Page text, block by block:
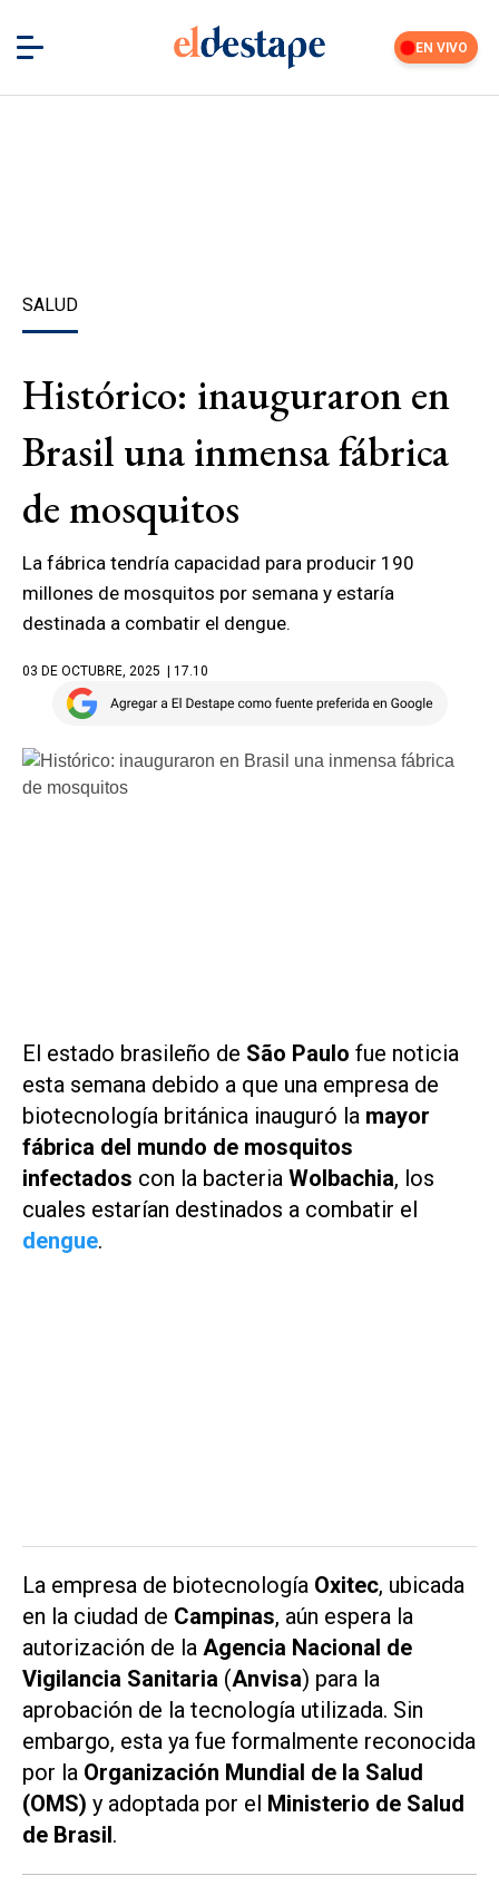
EN VIVO
SALUD
Histórico: inauguraron en
Brasil una inmensa fábrica
de mosquitos
La fábrica tendría capacidad para producir 190
millones de mosquitos por semana y estaría
destinada a combatir el dengue.
03 DE OCTUBRE, 2025 | 17.10
El estado brasileño de São Paulo fue noticia
esta semana debido a que una empresa de
biotecnología británica inauguró la mayor
fábrica del mundo de mosquitos
infectados con la bacteria Wolbachia, los
cuales estarían destinados a combatir el
dengue.
La empresa de biotecnología Oxitec, ubicada
en la ciudad de Campinas, aún espera la
autorización de la Agencia Nacional de
Vigilancia Sanitaria (Anvisa) para la
aprobación de la tecnología utilizada. Sin
embargo, esta ya fue formalmente reconocida
por la Organización Mundial de la Salud
(OMS) y adoptada por el Ministerio de Salud
de Brasil.